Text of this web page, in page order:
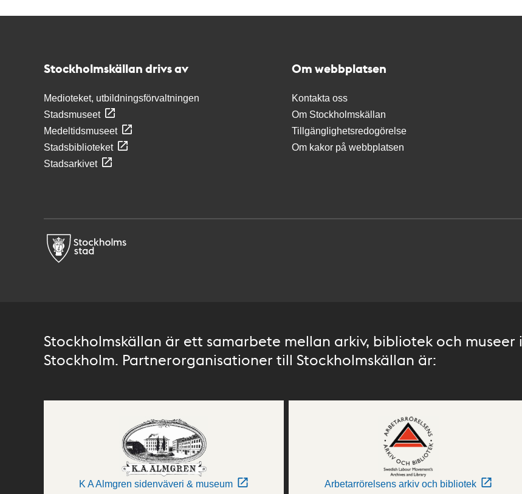
Stockholmskällan drivs av
Medioteket, utbildningsförvaltningen
Stadsmuseet
Medeltidsmuseet
Stadsbiblioteket
Stadsarkivet
Om webbplatsen
Kontakta oss
Om Stockholmskällan
Tillgänglighetsredogörelse
Om kakor på webbplatsen
Stockholmskällan är ett samarbete mellan arkiv, bibliotek och museer i
Stockholm. Partnerorganisationer till Stockholmskällan är:
K A Almgren sidenväveri & museum Arbetarrörelsens arkiv och bibliotek